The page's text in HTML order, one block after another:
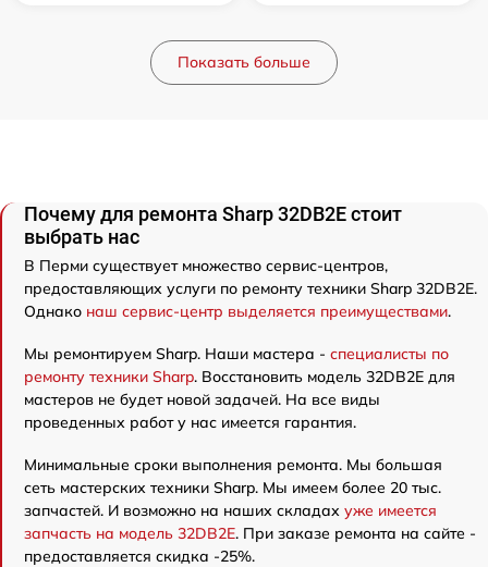
Показать больше
Почему для ремонта Sharp 32DB2E стоит
выбрать нас
В Перми существует множество сервис-центров,
предоставляющих услуги по ремонту техники Sharp 32DB2E.
Однако наш сервис-центр выделяется преимуществами.
Мы ремонтируем Sharp. Наши мастера - специалисты по
ремонту техники Sharp. Восстановить модель 32DB2E для
мастеров не будет новой задачей. На все виды
проведенных работ у нас имеется гарантия.
Минимальные сроки выполнения ремонта. Мы большая
сеть мастерских техники Sharp. Мы имеем более 20 тыс.
запчастей. И возможно на наших складах уже имеется
запчасть на модель 32DB2E. При заказе ремонта на сайте -
предоставляется скидка -25%.